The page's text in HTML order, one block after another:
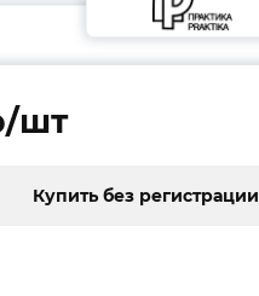
шт
Купить без регистрации